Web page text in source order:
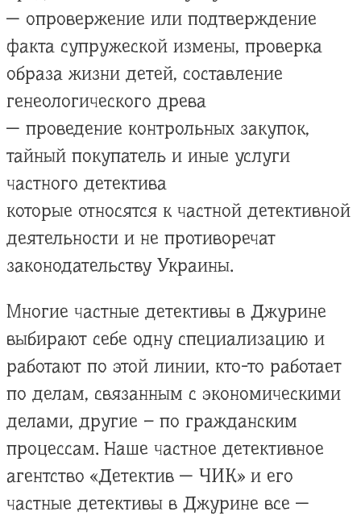
— опровержение или подтверждение
факта супружеской измены, проверка
образа жизни детей, составление
генеологического древа
— проведение контрольных закупок,
тайный покупатель и иные услуги
частного детектива
которые относятся к частной детективной
деятельности и не противоречат
законодательству Украины.
Многие частные детективы в Джурине
выбирают себе одну специализацию и
работают по этой линии, кто-то работает
по делам, связанным с экономическими
делами, другие – по гражданским
процессам. Наше частное детективное
агентство «Детектив — ЧИК» и его
частные детективы в Джурине все —